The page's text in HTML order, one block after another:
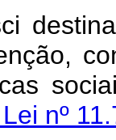
nº